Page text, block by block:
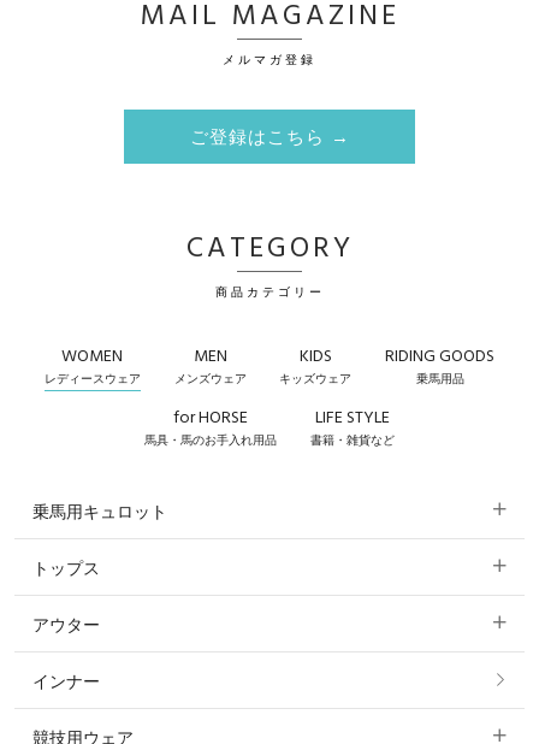
MAIL MAGAZINE
メルマガ登録
ご登録はこちら →
CATEGORY
商品カテゴリー
WOMEN
レディースウェア
MEN
メンズウェア
KIDS
キッズウェア
RIDING GOODS
乗馬用品
for HORSE
馬具・馬のお手入れ用品
LIFE STYLE
書籍・雑貨など
乗馬用キュロット
すべてのキュロット
フルグリップ・尻革 キュロット
ニーグリップ・膝革 キュロット
トップス
すべてのトップス
ポロシャツ
アウター
すべてのアウター
インナー
競技用ウェア